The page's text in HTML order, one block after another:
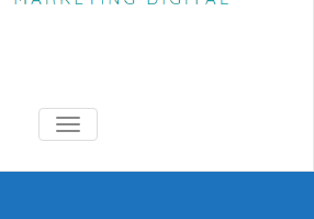
Lanterna
ALTERNAR
DE